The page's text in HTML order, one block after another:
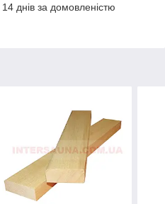
днів за домовленістю